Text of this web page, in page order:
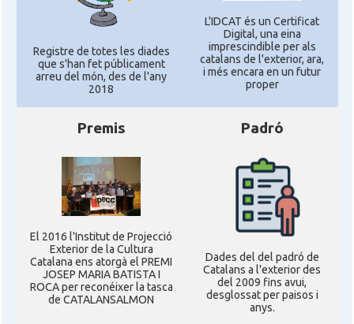
Registre de totes les diades
que s'han fet públicament
arreu del món, des de l'any
2018
L'IDCAT és un Certificat
Digital, una eina
imprescindible per als
catalans de l'exterior, ara,
i més encara en un futur
proper
Premis
El 2016 l'Institut de Projecció
Exterior de la Cultura
Catalana ens atorgà el PREMI
JOSEP MARIA BATISTA I
ROCA per reconéixer la tasca
de CATALANSALMON
Padró
Dades del del padró de
Catalans a l'exterior des
del 2009 fins avui,
desglossat per paisos i
anys.